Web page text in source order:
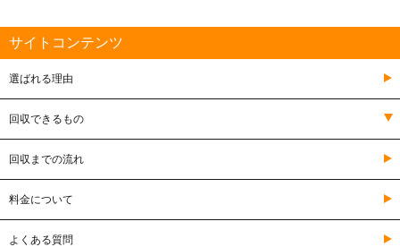
サイトコンテンツ
選ばれる理由
回収できるもの
回収までの流れ
料金について
よくある質問